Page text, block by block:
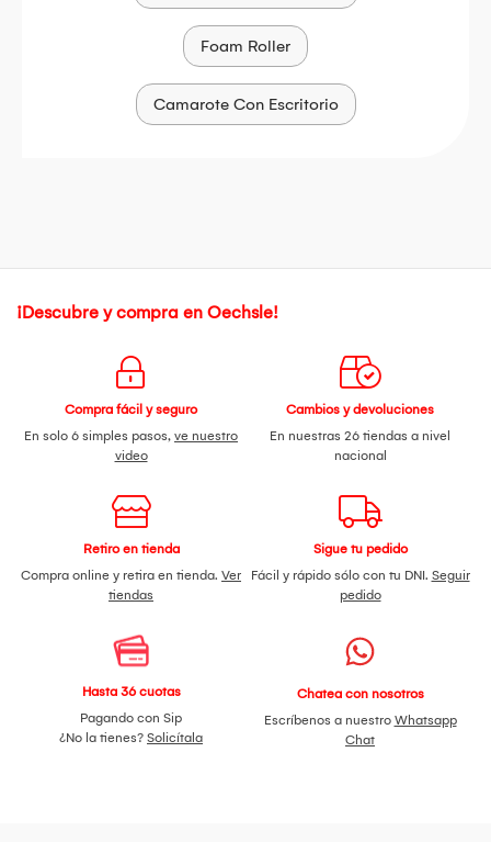
Foam Roller
Camarote Con Escritorio
¡Descubre y compra en Oechsle!
Compra fácil y seguro
En solo 6 simples pasos, ve nuestro
video
Cambios y devoluciones
En nuestras 26 tiendas a nivel
nacional
Retiro en tienda
Compra online y retira en tienda. Ver
tiendas
Sigue tu pedido
Fácil y rápido sólo con tu DNI. Seguir
pedido
Hasta 36 cuotas
Pagando con Sip
¿No la tienes? Solicítala
Chatea con nosotros
Escríbenos a nuestro Whatsapp
Chat